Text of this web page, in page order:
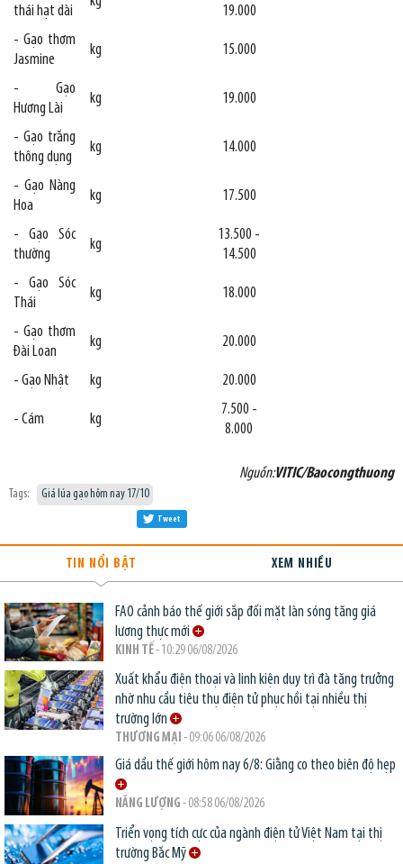
thái hạt dài
19.000
- Gạo thơm
Jasmine
kg 15.000
- Gạo
Hương Lài
kg 19.000
- Gạo trắng
thông dụng
kg 14.000
- Gạo Nàng
Hoa
kg 17.500
- Gạo Sóc
thường
kg
13.500 -
14.500
- Gạo Sóc
Thái
kg 18.000
- Gạo thơm
Đài Loan
kg 20.000
- Gạo Nhật kg 20.000
- Cám kg
7.500 -
8.000
Nguồn:VITIC/Baocongthuong
Tags: Giá lúa gạo hôm nay 17/10
Tweet
TIN NỔI BẬT XEM NHIỀU
FAO cảnh báo thế giới sắp đối mặt làn sóng tăng giá
lương thực mới
KINH TẾ- 10:29 06/08/2026
Xuất khẩu điện thoại và linh kiện duy trì đà tăng trưởng
nhờ nhu cầu tiêu thụ điện tử phục hồi tại nhiều thị
trường lớn
THƯƠNG MẠI - 09:06 06/08/2026
Giá dầu thế giới hôm nay 6/8: Giằng co theo biên độ hẹp
NĂNG LƯỢNG - 08:58 06/08/2026
Triển vọng tích cực của ngành điện tử Việt Nam tại thị
trường Bắc Mỹ